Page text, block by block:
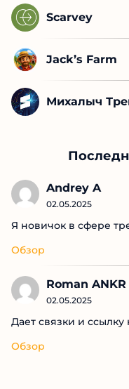
Scarvey
Jack’s Farm
Михалыч
Andrey A
02.05.2025
Я новичок в сфере
Обзор
Roman ANKR
02.05.2025
Дает связки и ссылку
Обзор